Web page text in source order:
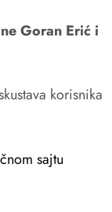
Goran Erić i
korisnika
sajtu